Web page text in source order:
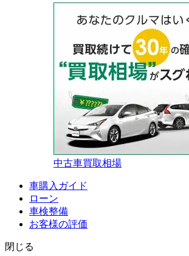
中古車買取相場
車購入ガイド
ローン
車検整備
お客様の評価
閉じる